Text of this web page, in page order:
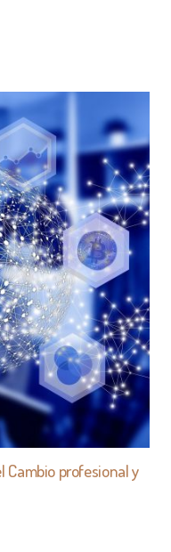
Cambio profesional y